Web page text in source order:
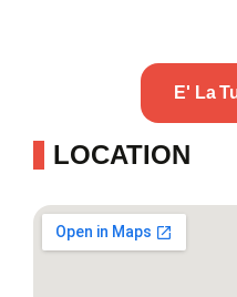
E' La
LOCATION